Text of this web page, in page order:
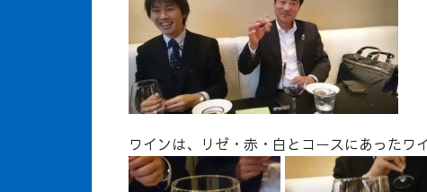
ワインは、リゼ・赤・白とコースにあったワ